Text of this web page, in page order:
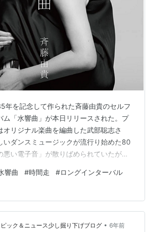
年を記念して作られた斉藤由貴のセルフ
ム「水響曲」が本日リリースされた。プ
オリジナル楽曲を編曲した武部聡志さ
いダンスミュージックが流行り始めた80
悪い電子音」が散りばめられていたが、
な情感を醸し出している。少女から経験
騒動）な大人へと成長し、女優で培って
した演技力で不思議な魔法をかけられた
法が騒動を巻き起こす原因なんだろう
けられたい人、必聴アルバムでふ（笑）
響曲 #時間走 #ロングインターバル
ック＆ニュース少し掘り下げブログ • 6年前